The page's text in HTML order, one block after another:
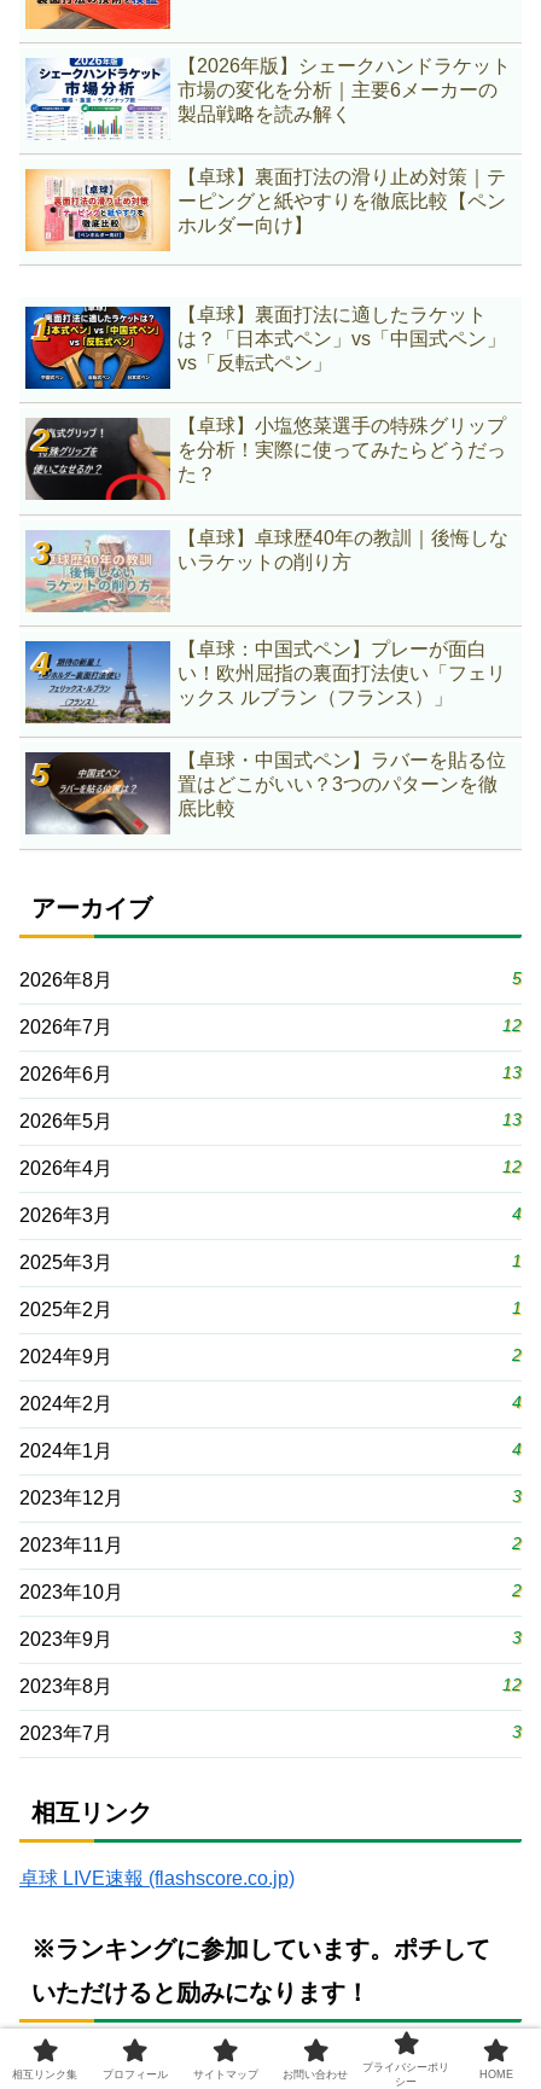
【2026年版】シェークハンドラケット
市場の変化を分析｜主要6メーカーの
製品戦略を読み解く
【卓球】裏面打法の滑り止め対策｜テ
ーピングと紙やすりを徹底比較【ペン
ホルダー向け】
【卓球】裏面打法に適したラケット
は？「日本式ペン」vs「中国式ペン」
vs「反転式ペン」
【卓球】小塩悠菜選手の特殊グリップ
を分析！実際に使ってみたらどうだっ
た？
【卓球】卓球歴40年の教訓｜後悔しな
いラケットの削り方
【卓球：中国式ペン】プレーが面白
い！欧州屈指の裏面打法使い「フェリ
ックス ルブラン（フランス）」
【卓球・中国式ペン】ラバーを貼る位
置はどこがいい？3つのパターンを徹
底比較
アーカイブ
2026年8月 5
2026年7月 12
2026年6月 13
2026年5月 13
2026年4月 12
2026年3月 4
2025年3月 1
2025年2月 1
2024年9月 2
2024年2月 4
2024年1月 4
2023年12月 3
2023年11月 2
2023年10月 2
2023年9月 3
2023年8月 12
2023年7月 3
相互リンク
卓球 LIVE速報 (flashscore.co.jp)
※ランキングに参加しています。ポチして
いただけると励みになります！
相互リンク集 プロフィール サイトマップ お問い合わせ
プライバシーポリ
シー
HOME